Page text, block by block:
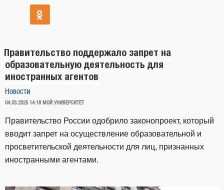
Правительство поддержало запрет на
образовательную деятельность для
иностранных агентов
Новости
ОПУБЛИКОВАНО
04.03.2025 14:18 МОЙ УНИВЕРСИТЕТ
Правительство России одобрило законопроект, который
вводит запрет на осуществление образовательной и
просветительской деятельности для лиц, признанных
иностранными агентами.